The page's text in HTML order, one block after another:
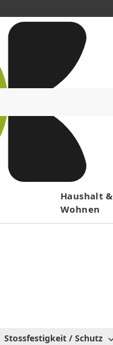
Haushalt &
Wohnen
Stossfestigkeit / Schutz